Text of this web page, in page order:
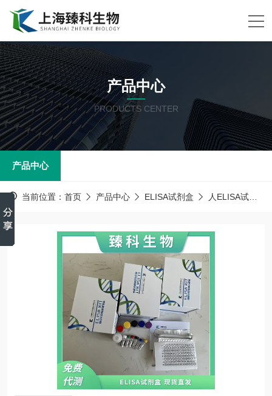
产品中心
PRODUCTS CENTER
产品中心
当前位置： 首页 产品中心 ELISA试剂盒 人ELISA试剂盒